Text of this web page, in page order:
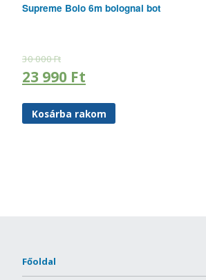
Supreme Bolo 6m bolognai bot
30 000Ft
23 990 Ft
Kosárba rakom
Főoldal